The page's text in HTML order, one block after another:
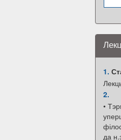
1.
2.
•
да